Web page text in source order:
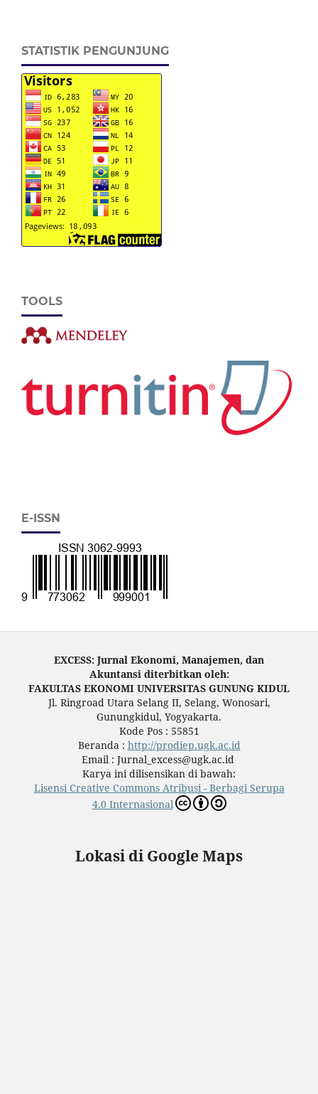
STATISTIK PENGUNJUNG
TOOLS
E-ISSN
EXCESS: Jurnal Ekonomi, Manajemen, dan
Akuntansi diterbitkan oleh:
FAKULTAS EKONOMI UNIVERSITAS GUNUNG KIDUL
Jl. Ringroad Utara Selang II, Selang, Wonosari,
Gunungkidul, Yogyakarta.
Kode Pos : 55851
Beranda : http://prodiep.ugk.ac.id
Email : Jurnal_excess@ugk.ac.id
Karya ini dilisensikan di bawah:
Lisensi Creative Commons Atribusi - Berbagi Serupa
4.0 Internasional
Lokasi di Google Maps